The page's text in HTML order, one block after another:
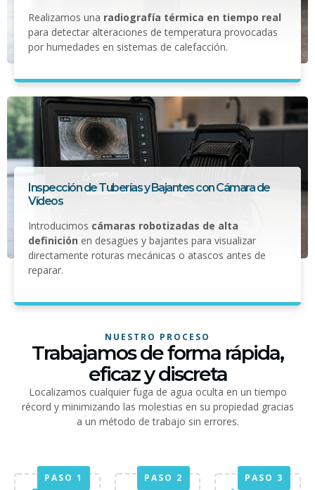
Realizamos una radiografía térmica en tiempo real
para detectar alteraciones de temperatura provocadas
por humedades en sistemas de calefacción.
Inspección de Tuberías y Bajantes con Cámara de
Vídeos
Introducimos cámaras robotizadas de alta
definición en desagües y bajantes para visualizar
directamente roturas mecánicas o atascos antes de
reparar.
NUESTRO PROCESO
Trabajamos de forma rápida,
eficaz y discreta
Localizamos cualquier fuga de agua oculta en un tiempo
récord y minimizando las molestias en su propiedad gracias
a un método de trabajo sin errores.
PASO 1 PASO 2 PASO 3